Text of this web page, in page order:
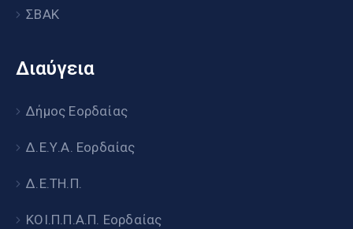
ΣΒΑΚ
Διαύγεια
Δήμος Εορδαίας
Δ.Ε.Υ.Α. Εορδαίας
Δ.Ε.ΤΗ.Π.
ΚΟΙ.Π.Π.Α.Π. Εορδαίας